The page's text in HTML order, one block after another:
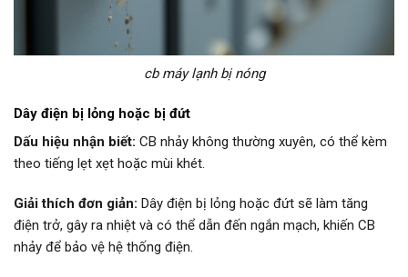
cb máy lạnh bị nóng
Dây điện bị lỏng hoặc bị đứt
Dấu hiệu nhận biết: CB nhảy không thường xuyên, có thể kèm
theo tiếng lẹt xẹt hoặc mùi khét.
Giải thích đơn giản: Dây điện bị lỏng hoặc đứt sẽ làm tăng
điện trở, gây ra nhiệt và có thể dẫn đến ngắn mạch, khiến CB
nhảy để bảo vệ hệ thống điện.